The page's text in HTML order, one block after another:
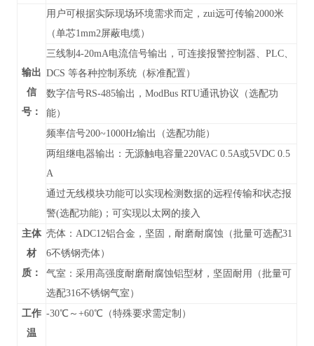
输出
信
号：
用户可根据实际现场环境需求而定，zui远可传输2000米
（单芯1mm2屏蔽电缆）
三线制4-20mA电流信号输出，可连接报警控制器、PLC、
DCS 等各种控制系统（标准配置）
数字信号RS-485输出， ModBus RTU通讯协议 （选配功
能）
频率信号200~1000Hz输出（选配功能）
两组继电器输出：无源触电容量220VAC 0.5A或5VDC 0.5
A
通过无线模块功能可以实现检测数据的远程传输和状态报
警(选配功能)；可实现以太网的接入
主体
材
质：
壳体：ADC12铝合金，坚固，耐磨耐腐蚀（批量可选配31
6不锈钢壳体）
气室：采用高强度耐磨耐腐蚀铝型材，坚固耐用（批量可
选配316不锈钢气室）
工作
温
-30℃～+60℃（特殊要求需定制）